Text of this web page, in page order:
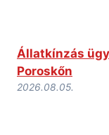
Állatkínzás
Poroskőn
2026.08.05.